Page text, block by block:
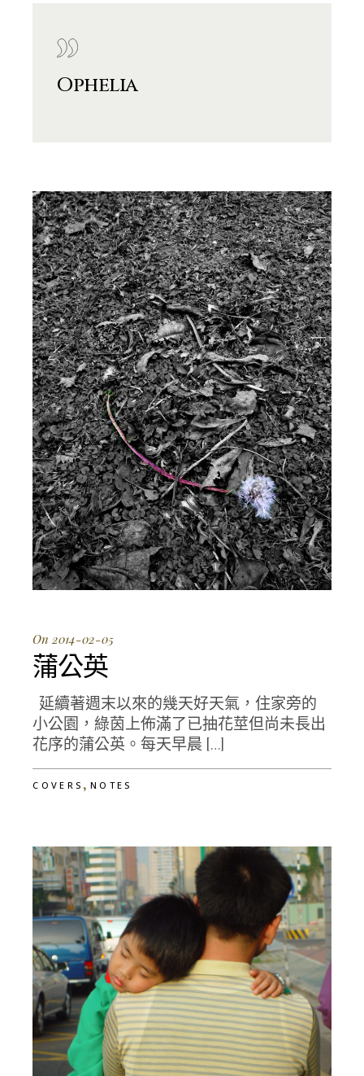
Ophelia
On 2014-02-05
蒲公英
延續著週末以來的幾天好天氣，住家旁的
小公園，綠茵上佈滿了已抽花莖但尚未長出
花序的蒲公英。每天早晨 […]
COVERS ,NOTES